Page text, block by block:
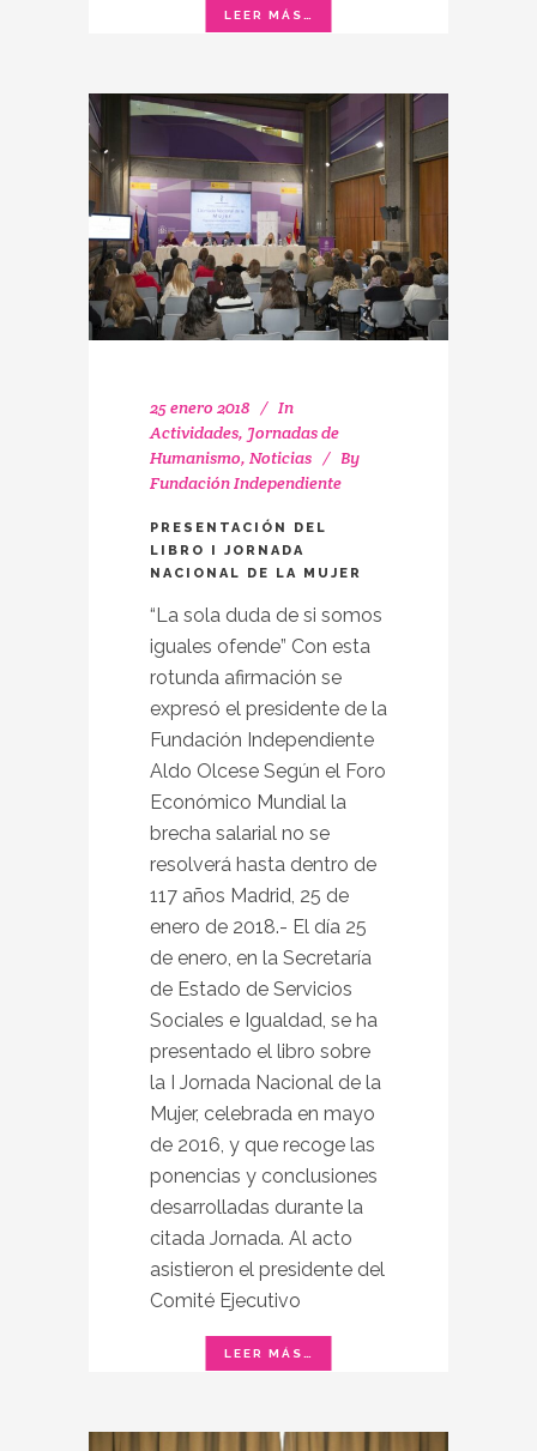
25 enero 2018
In
Actividades, Jornadas de
Humanismo, Noticias
By
Fundación Independiente
PRESENTACIÓN DEL
LIBRO I JORNADA
NACIONAL DE LA MUJER
“La sola duda de si somos
iguales ofende” Con esta
rotunda afirmación se
expresó el presidente de la
Fundación Independiente
Aldo Olcese Según el Foro
Económico Mundial la
brecha salarial no se
resolverá hasta dentro de
117 años Madrid, 25 de
enero de 2018.- El día 25
de enero, en la Secretaría
de Estado de Servicios
Sociales e Igualdad, se ha
presentado el libro sobre
la I Jornada Nacional de la
Mujer, celebrada en mayo
de 2016, y que recoge las
ponencias y conclusiones
desarrolladas durante la
citada Jornada. Al acto
asistieron el presidente del
Comité Ejecutivo